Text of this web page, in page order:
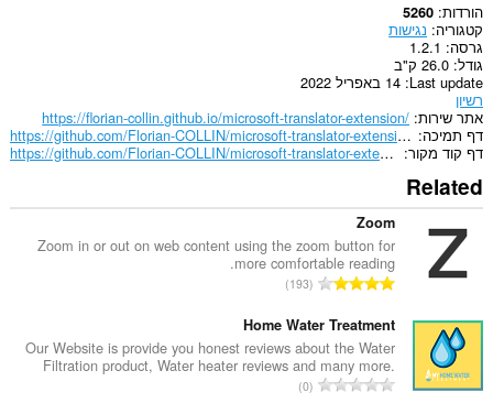
הורדות 5260
קטגוריה נגישות
גרסה 1.2.1
גודל 26.0 ק"ב
Last update 14 באפריל 2022
רשיון
אתר שירות https://florian-collin.github.io/microsoft-translator-extension/
דף תמיכה
https://github.com/Florian-COLLIN/microsoft-translator-extension/issues
דף קוד מקור
https://github.com/Florian-COLLIN/microsoft-translator-extension
Related
Zoom
Zoom in or out on web content using the zoom button for
more comfortable reading.
מ
פ
ר
ד
י
193
Home Water Treatment
Our Website is provide you honest reviews about the Water
Filtration product, Water heater reviews and many more.
מ0